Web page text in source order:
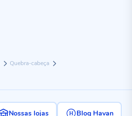
Quebra-cabeça
Nossas lojas Blog Havan